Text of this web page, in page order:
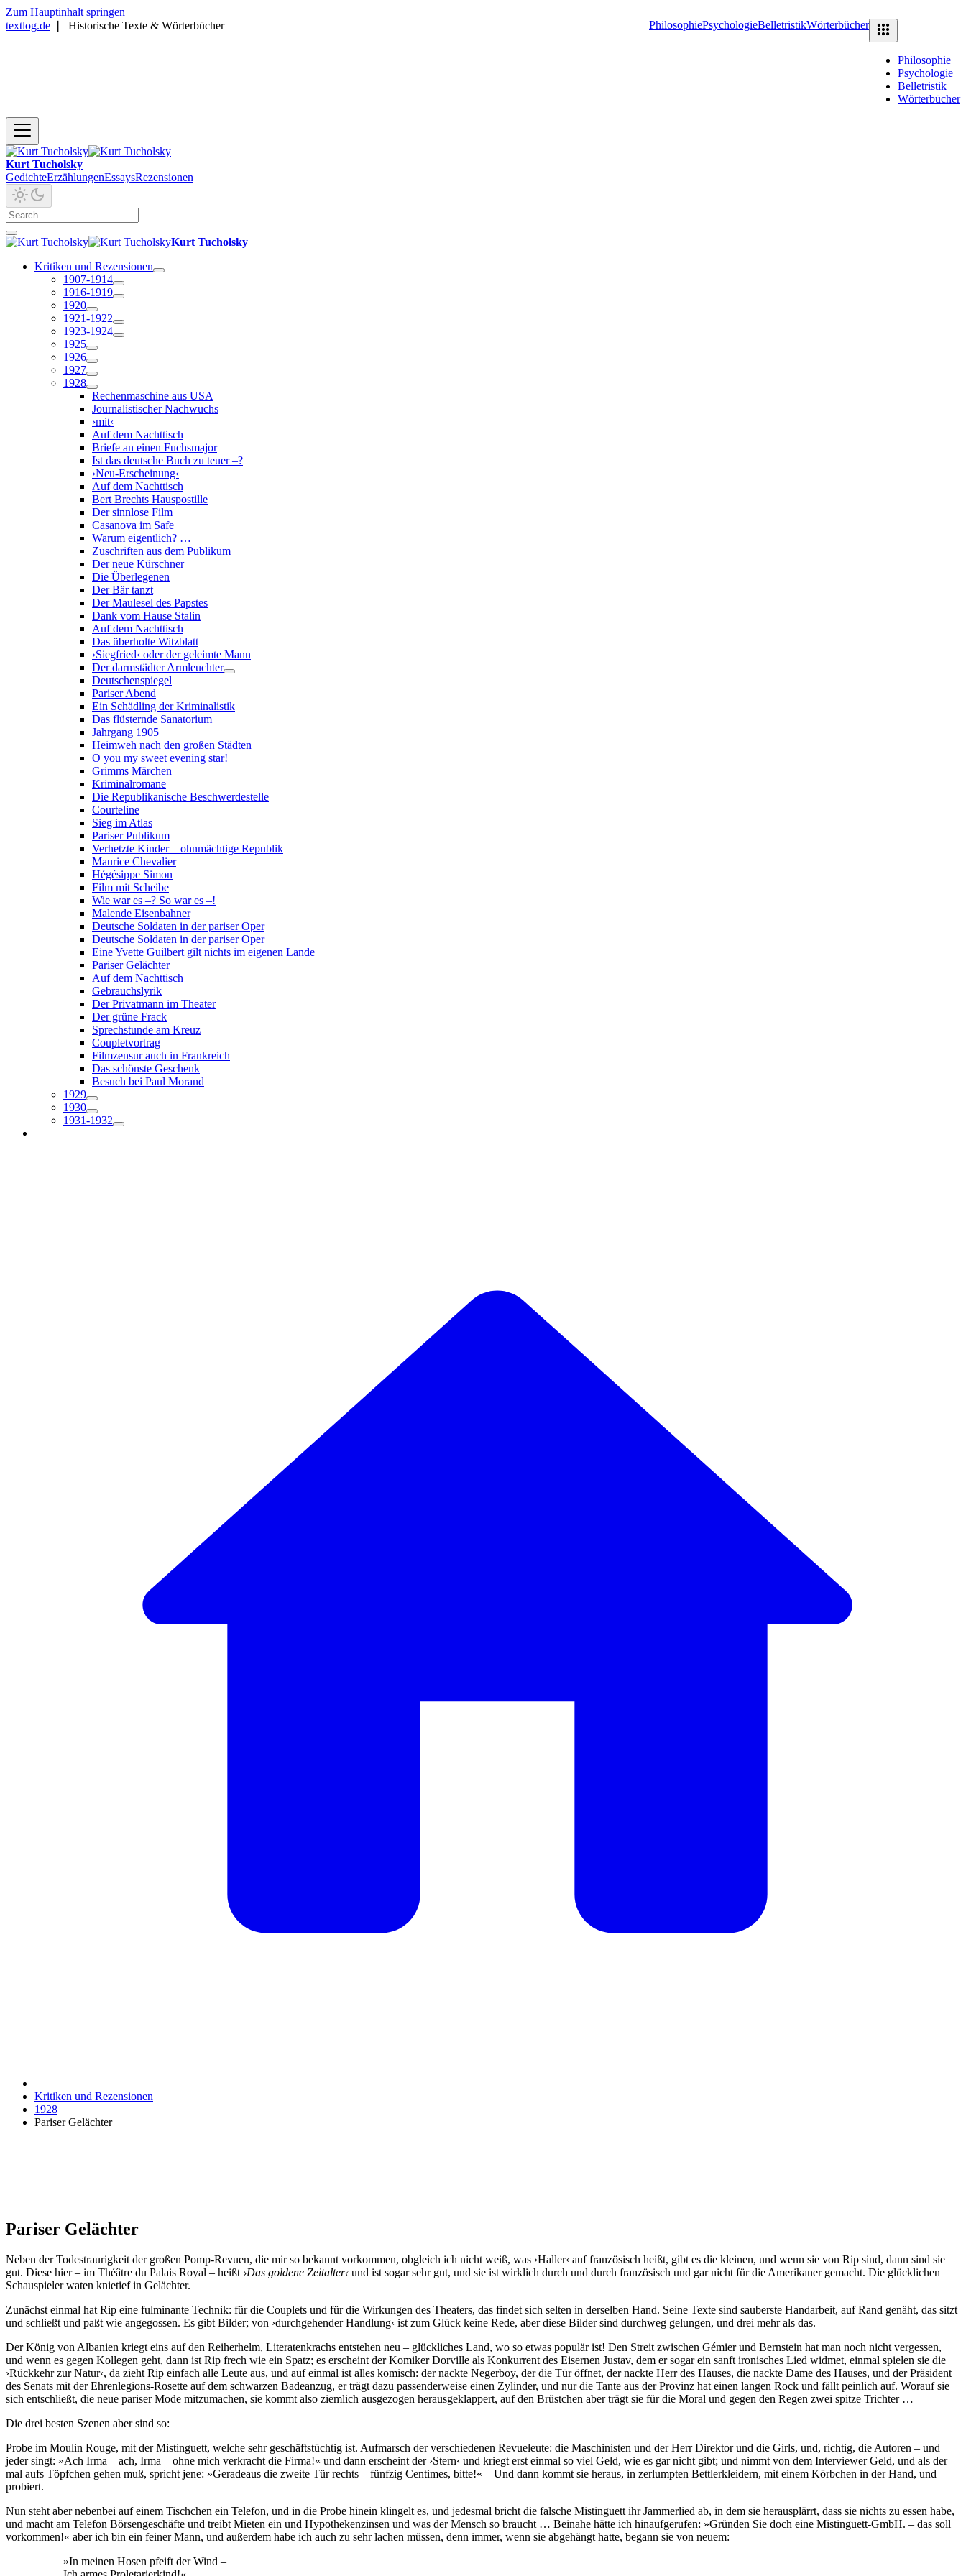
Zum Hauptinhalt springen
textlog.de
Historische Texte & Wörterbücher PhilosophiePsychologieBelletristikWörterbücher
Philosophie
Psychologie
Belletristik
Wörterbücher
Kurt Tucholsky
GedichteErzählungenEssaysRezensionen
Kurt Tucholsky
Kritiken und Rezensionen
1907-1914
1916-1919
1920
1921-1922
1923-1924
1925
1926
1927
1928
Rechenmaschine aus USA
Journalistischer Nachwuchs
›mit‹
Auf dem Nachttisch
Briefe an einen Fuchsmajor
Ist das deutsche Buch zu teuer –?
›Neu-Erscheinung‹
Auf dem Nachttisch
Bert Brechts Hauspostille
Der sinnlose Film
Casanova im Safe
Warum eigentlich? …
Zuschriften aus dem Publikum
Der neue Kürschner
Die Überlegenen
Der Bär tanzt
Der Maulesel des Papstes
Dank vom Hause Stalin
Auf dem Nachttisch
Das überholte Witzblatt
›Siegfried‹ oder der geleimte Mann
Der darmstädter Armleuchter
Deutschenspiegel
Pariser Abend
Ein Schädling der Kriminalistik
Das flüsternde Sanatorium
Jahrgang 1905
Heimweh nach den großen Städten
O you my sweet evening star!
Grimms Märchen
Kriminalromane
Die Republikanische Beschwerdestelle
Courteline
Sieg im Atlas
Pariser Publikum
Verhetzte Kinder – ohnmächtige Republik
Maurice Chevalier
Hégésippe Simon
Film mit Scheibe
Wie war es –? So war es –!
Malende Eisenbahner
Deutsche Soldaten in der pariser Oper
Deutsche Soldaten in der pariser Oper
Eine Yvette Guilbert gilt nichts im eigenen Lande
Pariser Gelächter
Auf dem Nachttisch
Gebrauchslyrik
Der Privatmann im Theater
Der grüne Frack
Sprechstunde am Kreuz
Coupletvortrag
Filmzensur auch in Frankreich
Das schönste Geschenk
Besuch bei Paul Morand
1929
1930
1931-1932
Kritiken und Rezensionen
1928
Pariser Gelächter
Pariser Gelächter
Neben der Todestraurigkeit der großen Pomp-Revuen, die mir so bekannt vorkommen, obgleich ich nicht weiß, was ›Haller‹ auf französisch heißt, gibt es die kleinen, und wenn sie von Rip sind, dann sind sie
gut. Diese hier – im Théâtre du Palais Royal – heißt ›Das goldene Zeitalter‹ und ist sogar sehr gut, und sie ist wirklich durch und durch französisch und gar nicht für die Amerikaner gemacht. Die glücklichen
Schauspieler waten knietief in Gelächter.
Zunächst einmal hat Rip eine fulminante Technik: für die Couplets und für die Wirkungen des Theaters, das findet sich selten in derselben Hand. Seine Texte sind sauberste Handarbeit, auf Rand genäht, das sitzt
und schließt und paßt wie angegossen. Es gibt Bilder; von ›durchgehender Handlung‹ ist zum Glück keine Rede, aber diese Bilder sind durchweg gelungen, und drei mehr als das.
Der König von Albanien kriegt eins auf den Reiherhelm, Literatenkrachs entstehen neu – glückliches Land, wo so etwas populär ist! Den Streit zwischen Gémier und Bernstein hat man noch nicht vergessen,
und wenn es gegen Kollegen geht, dann ist Rip frech wie ein Spatz; es erscheint der Komiker Dorville als Konkurrent des Eisernen Justav, dem er sogar ein sanft ironisches Lied widmet, einmal spielen sie die
›Rückkehr zur Natur‹, da zieht Rip einfach alle Leute aus, und auf einmal ist alles komisch: der nackte Negerboy, der die Tür öffnet, der nackte Herr des Hauses, die nackte Dame des Hauses, und der Präsident
des Senats mit der Ehrenlegions-Rosette auf dem schwarzen Badeanzug, er trägt dazu passenderweise einen Zylinder, und nur die Tante aus der Provinz hat einen langen Rock und fällt peinlich auf. Worauf sie
sich entschließt, die neue pariser Mode mitzumachen, sie kommt also ziemlich ausgezogen herausgeklappert, auf den Brüstchen aber trägt sie für die Moral und gegen den Regen zwei spitze Trichter …
Die drei besten Szenen aber sind so:
Probe im Moulin Rouge, mit der Mistinguett, welche sehr geschäftstüchtig ist. Aufmarsch der verschiedenen Revueleute: die Maschinisten und der Herr Direktor und die Girls, und, richtig, die Autoren – und
jeder singt: »Ach Irma – ach, Irma – ohne mich verkracht die Firma!« und dann erscheint der ›Stern‹ und kriegt erst einmal so viel Geld, wie es gar nicht gibt; und nimmt von dem Interviewer Geld, und als der
mal aufs Töpfchen gehen muß, spricht jene: »Geradeaus die zweite Tür rechts – fünfzig Centimes, bitte!« – Und dann kommt sie heraus, in zerlumpten Bettlerkleidern, mit einem Körbchen in der Hand, und
probiert.
Nun steht aber nebenbei auf einem Tischchen ein Telefon, und in die Probe hinein klingelt es, und jedesmal bricht die falsche Mistinguett ihr Jammerlied ab, in dem sie herausplärrt, dass sie nichts zu essen habe,
und macht am Telefon Börsengeschäfte und treibt Mieten ein und Hypothekenzinsen und was der Mensch so braucht … Beinahe hätte ich hinaufgerufen: »Gründen Sie doch eine Mistinguett-GmbH. – das soll
vorkommen!« aber ich bin ein feiner Mann, und außerdem habe ich auch zu sehr lachen müssen, denn immer, wenn sie abgehängt hatte, begann sie von neuem:
»In meinen Hosen pfeift der Wind –